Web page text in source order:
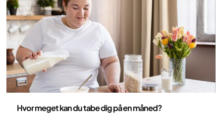
Hvor meget kan du tabe dig på en måned?